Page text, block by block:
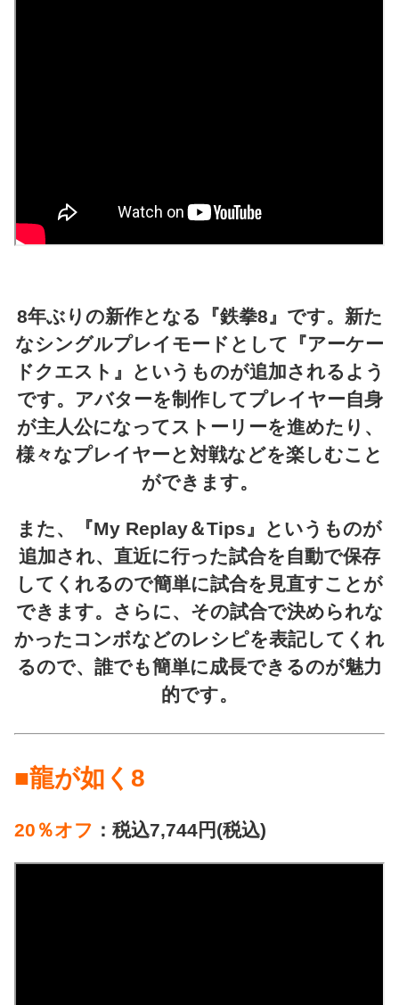
8年ぶりの新作となる『鉄拳8』です。新た
なシングルプレイモードとして『アーケー
ドクエスト』というものが追加されるよう
です。アバターを制作してプレイヤー自身
が主人公になってストーリーを進めたり、
様々なプレイヤーと対戦などを楽しむこと
ができます。
また、『My Replay＆Tips』というものが
追加され、直近に行った試合を自動で保存
してくれるので簡単に試合を見直すことが
できます。さらに、その試合で決められな
かったコンボなどのレシピを表記してくれ
るので、誰でも簡単に成長できるのが魅力
的です。
■龍が如く8
20％オフ ：税込7,744円(税込)